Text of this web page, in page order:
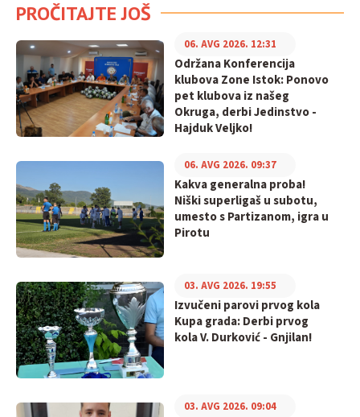
PROČITAJTE JOŠ
Održana Konferencija
klubova Zone Istok: Ponovo
pet klubova iz našeg
Okruga, derbi Jedinstvo -
Hajduk Veljko!
06. AVG 2026. 12:31
Kakva generalna proba!
Niški superligaš u subotu,
umesto s Partizanom, igra u
Pirotu
06. AVG 2026. 09:37
Izvučeni parovi prvog kola
Kupa grada: Derbi prvog
kola V. Durković - Gnjilan!
03. AVG 2026. 19:55
03. AVG 2026. 09:04